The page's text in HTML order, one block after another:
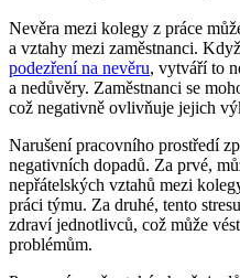
Nevěra mezi kolegy z práce
a vztahy mezi zaměstnanci.
podezření na nevěru, vytváří to
a nedůvěry. Zaměstnanci se
což negativně ovlivňuje jejich
Narušení pracovního prostředí
negativních dopadů. Za prvé,
nepřátelských vztahů mezi
práci týmu. Za druhé, tento
zdraví jednotlivců, což může
problémům.